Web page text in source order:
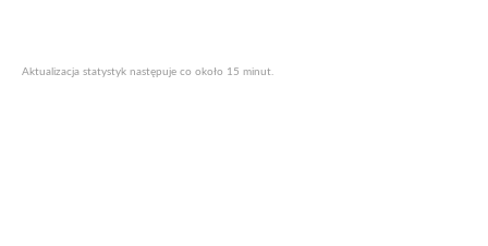
Aktualizacja statystyk następuje co około 15 minut.